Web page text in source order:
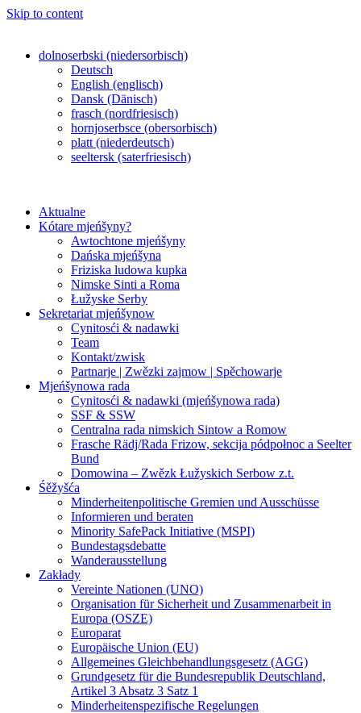
Skip to content
dolnoserbski (niedersorbisch)
Deutsch
English (englisch)
Dansk (Dänisch)
frasch (nordfriesisch)
hornjoserbsce (obersorbisch)
platt (niederdeutsch)
seeltersk (saterfriesisch)
Aktualne
Kótare mjeńšyny?
Awtochtone mjeńšyny
Dańska mjeńšyna
Friziska ludowa kupka
Nimske Sinti a Roma
Łužyske Serby
Sekretariat mjeńšynow
Cynitosći & nadawki
Team
Kontakt/zwisk
Partnarje | Zwězki zajmow | Spěchowarje
Mjeńšynowa rada
Cynitosći & nadawki (mjeńšynowa rada)
SSF & SSW
Centralna rada nimskich Sintow a Romow
Frasche Rädj/Rada Frizow, sekcija pódpołnoc a Seelter
Bund
Domowina – Zwězk Łužyskich Serbow z.t.
Śěžyšća
Minderheitenpolitische Gremien und Ausschüsse
Informieren und beraten
Minority SafePack Initiative (MSPI)
Bundestagsdebatte
Wanderausstellung
Zakłady
Vereinte Nationen (UNO)
Organisation für Sicherheit und Zusammenarbeit in
Europa (OSZE)
Europarat
Europäische Union (EU)
Allgemeines Gleichbehandlungsgesetz (AGG)
Grundgesetz für die Bundesrepublik Deutschland,
Artikel 3 Absatz 3 Satz 1
Minderheitenspezifische Regelungen